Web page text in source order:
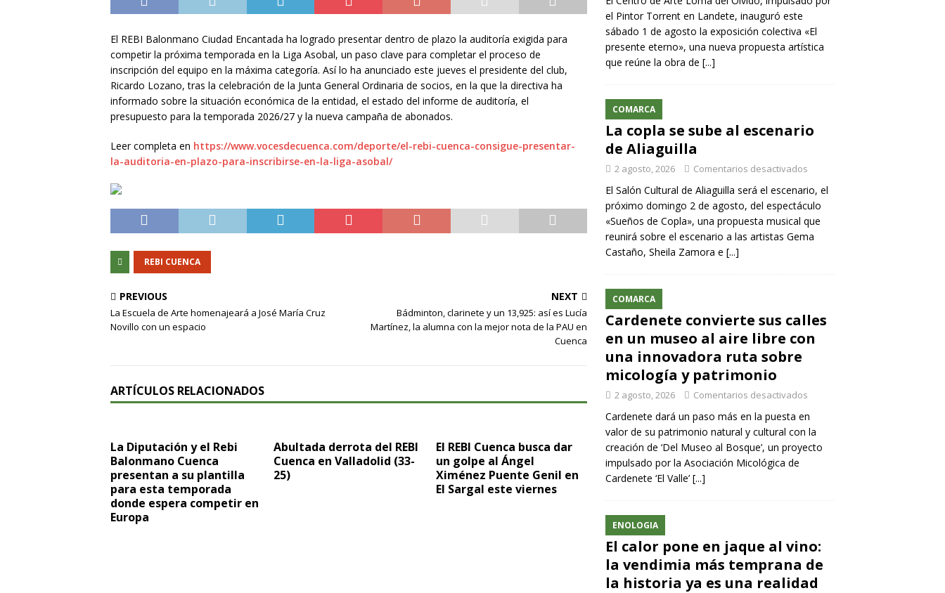
El REBI Balonmano Ciudad Encantada ha logrado presentar dentro de plazo la auditoría exigida para
competir la próxima temporada en la Liga Asobal, un paso clave para completar el proceso de
inscripción del equipo en la máxima categoría. Así lo ha anunciado este jueves el presidente del club,
Ricardo Lozano, tras la celebración de la Junta General Ordinaria de socios, en la que la directiva ha
informado sobre la situación económica de la entidad, el estado del informe de auditoría, el
presupuesto para la temporada 2026/27 y la nueva campaña de abonados.
Leer completa en https://www.vocesdecuenca.com/deporte/el-rebi-cuenca-consigue-presentar-
la-auditoria-en-plazo-para-inscribirse-en-la-liga-asobal/
REBI CUENCA
PREVIOUS
La Escuela de Arte homenajeará a José María Cruz
Novillo con un espacio
NEXT
Bádminton, clarinete y un 13,925: así es Lucía
Martínez, la alumna con la mejor nota de la PAU en
Cuenca
ARTÍCULOS RELACIONADOS
La Diputación y el Rebi
Balonmano Cuenca
presentan a su plantilla
para esta temporada
donde espera competir en
Europa
Abultada derrota del REBI
Cuenca en Valladolid (33-
25)
El REBI Cuenca busca dar
un golpe al Ángel
Ximénez Puente Genil en
El Sargal este viernes
el Pintor Torrent en Landete, inauguró este
sábado 1 de agosto la exposición colectiva «El
presente eterno», una nueva propuesta artística
que reúne la obra de [...]
COMARCA
La copla se sube al escenario
de Aliaguilla
2 agosto, 2026 Comentarios desactivados
El Salón Cultural de Aliaguilla será el escenario, el
próximo domingo 2 de agosto, del espectáculo
«Sueños de Copla», una propuesta musical que
reunirá sobre el escenario a las artistas Gema
Castaño, Sheila Zamora e [...]
COMARCA
Cardenete convierte sus calles
en un museo al aire libre con
una innovadora ruta sobre
micología y patrimonio
2 agosto, 2026 Comentarios desactivados
Cardenete dará un paso más en la puesta en
valor de su patrimonio natural y cultural con la
creación de ‘Del Museo al Bosque’, un proyecto
impulsado por la Asociación Micológica de
Cardenete ‘El Valle’ [...]
ENOLOGIA
El calor pone en jaque al vino:
la vendimia más temprana de
la historia ya es una realidad